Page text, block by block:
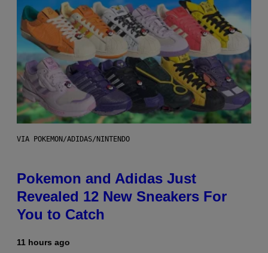
VIA POKEMON/ADIDAS/NINTENDO
Pokemon and Adidas Just
Revealed 12 New Sneakers For
You to Catch
11 hours ago